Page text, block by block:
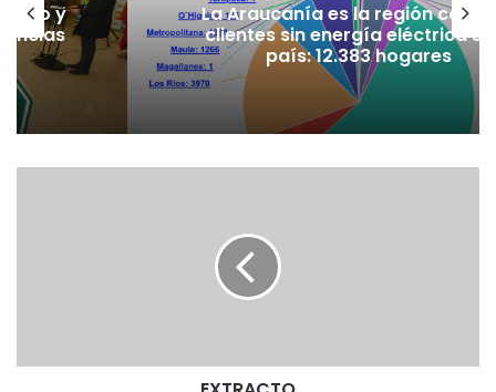
y
La Araucanía es la región con
clientes sin energía eléctrica en
país: 12.383 hogares